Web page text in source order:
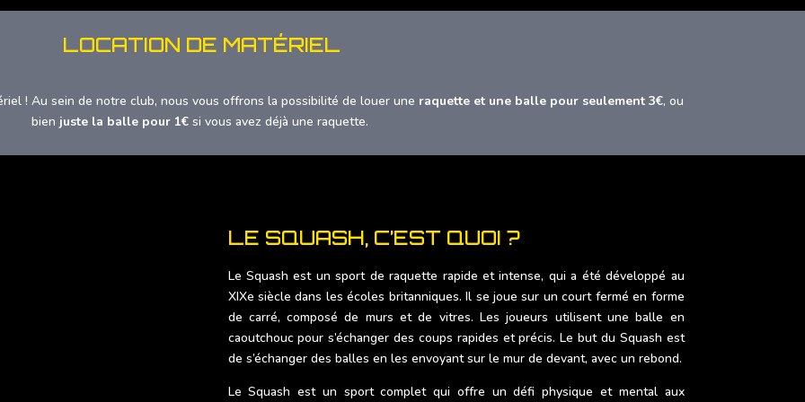
LOCATION DE MATÉRIEL
! Au sein de notre club, nous vous offrons la possibilité de louer une raquette et une balle pour seulement 3€, ou
bien juste la balle pour 1€si vous avez déjà une raquette.
LE SQUASH, C’EST QUOI ?
Le Squash est un sport de raquette rapide et intense, qui a été développé au
XIXe siècle dans les écoles britanniques. Il se joue sur un court fermé en forme
de carré, composé de murs et de vitres. Les joueurs utilisent une balle en
caoutchouc pour s’échanger des coups rapides et précis. Le but du Squash est
de s’échanger des balles en les envoyant sur le mur de devant, avec un rebond.
Le Squash est un sport complet qui offre un défi physique et mental aux